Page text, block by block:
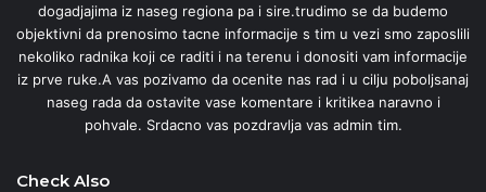
dogadjajima iz naseg regiona pa i sire.trudimo se da budemo
objektivni da prenosimo tacne informacije s tim u vezi smo zaposlili
nekoliko radnika koji ce raditi i na terenu i donositi vam informacije
iz prve ruke.A vas pozivamo da ocenite nas rad i u cilju poboljsanaj
naseg rada da ostavite vase komentare i kritikea naravno i
pohvale. Srdacno vas pozdravlja vas admin tim.
Check Also